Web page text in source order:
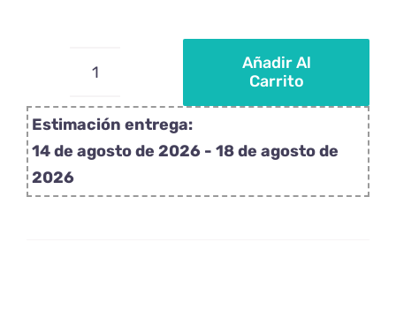
Piruletas
personalizadas
flor
lirio
Añadir Al
Carrito
Estimación entrega:
14 de agosto de 2026 - 18 de agosto de
2026